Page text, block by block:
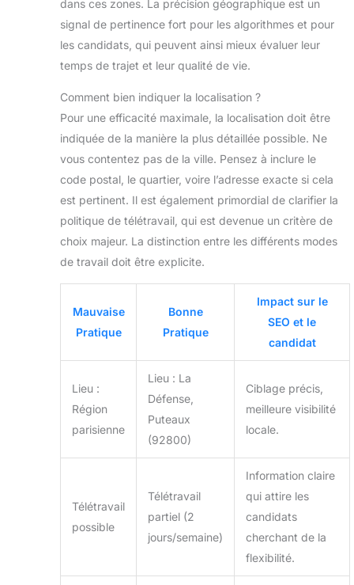
dans ces zones. La précision géographique est un
signal de pertinence fort pour les algorithmes et pour
les candidats, qui peuvent ainsi mieux évaluer leur
temps de trajet et leur qualité de vie.
Comment bien indiquer la localisation ?
Pour une efficacité maximale, la localisation doit être
indiquée de la manière la plus détaillée possible. Ne
vous contentez pas de la ville. Pensez à inclure le
code postal, le quartier, voire l’adresse exacte si cela
est pertinent. Il est également primordial de clarifier la
politique de télétravail, qui est devenue un critère de
choix majeur. La distinction entre les différents modes
de travail doit être explicite.
Mauvaise
Pratique
Bonne
Pratique
Impact sur le
SEO et le
candidat
Lieu :
Région
parisienne
Lieu : La
Défense,
Puteaux
(92800)
Ciblage précis,
meilleure visibilité
locale.
Télétravail
possible
Télétravail
partiel (2
jours/semaine)
Information claire
qui attire les
candidats
cherchant de la
flexibilité.